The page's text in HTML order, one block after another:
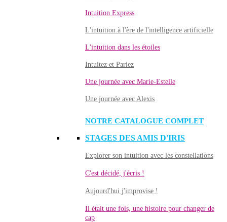
Intuition Express
L'intuition à l'ère de l'intelligence artificielle
L'intuition dans les étoiles
Intuitez et Pariez
Une journée avec Marie-Estelle
Une journée avec Alexis
NOTRE CATALOGUE COMPLET
STAGES DES AMIS D'IRIS
Explorer son intuition avec les constellations
C'est décidé, j'écris !
Aujourd'hui j'improvise !
Il était une fois, une histoire pour changer de
cap